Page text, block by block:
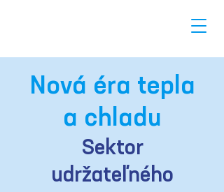
Nová éra tepla
a chladu
Sektor
udržateľného